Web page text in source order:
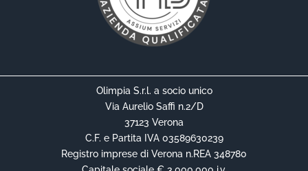
Olimpia S.r.l. a socio unico
Via Aurelio Saffi n.2/D
37123 Verona
C.F. e Partita IVA 03589630239
Registro imprese di Verona n.REA 348780